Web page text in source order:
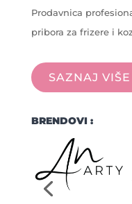
Prodavnica
pribora za frizere i
SAZNAJ VIŠE
BRENDOVI :